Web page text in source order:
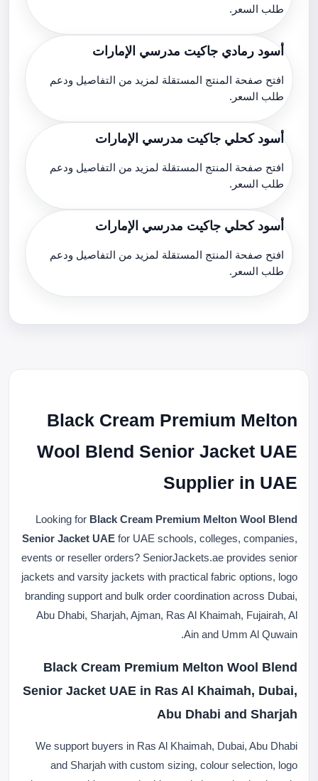
طلب السعر.
أسود رمادي جاكيت مدرسي الإمارات
افتح صفحة المنتج المستقلة لمزيد من التفاصيل ودعم
طلب السعر.
أسود كحلي جاكيت مدرسي الإمارات
افتح صفحة المنتج المستقلة لمزيد من التفاصيل ودعم
طلب السعر.
أسود كحلي جاكيت مدرسي الإمارات
افتح صفحة المنتج المستقلة لمزيد من التفاصيل ودعم
طلب السعر.
Black Cream Premium Melton
Wool Blend Senior Jacket UAE
Supplier in UAE
Looking for Black Cream Premium Melton Wool Blend
Senior Jacket UAE for UAE schools, colleges, companies,
events or reseller orders? SeniorJackets.ae provides senior
jackets and varsity jackets with practical fabric options, logo
branding support and bulk order coordination across Dubai,
Abu Dhabi, Sharjah, Ajman, Ras Al Khaimah, Fujairah, Al
Ain and Umm Al Quwain.
Black Cream Premium Melton Wool Blend
Senior Jacket UAE in Ras Al Khaimah, Dubai,
Abu Dhabi and Sharjah
We support buyers in Ras Al Khaimah, Dubai, Abu Dhabi
and Sharjah with custom sizing, colour selection, logo